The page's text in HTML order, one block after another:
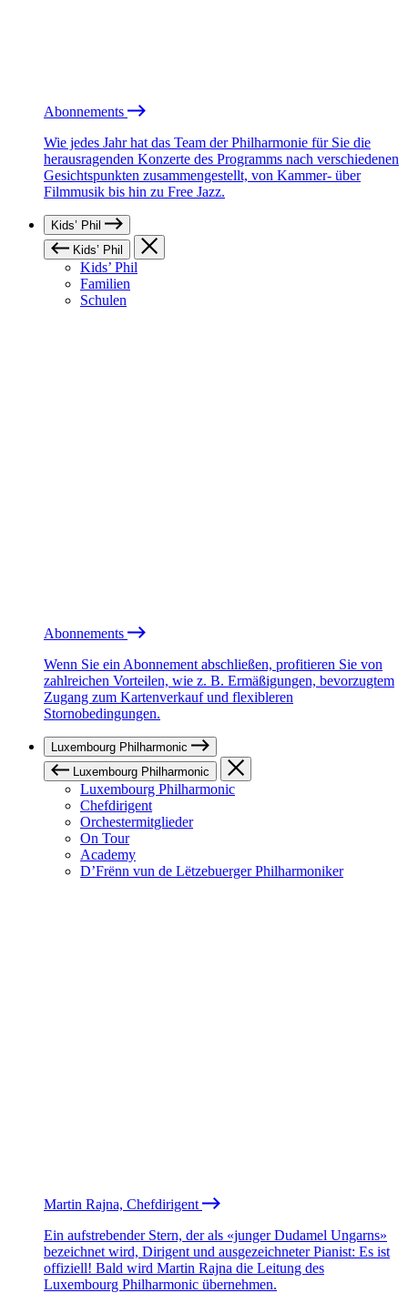
Abonnements
Wie jedes Jahr hat das Team der Philharmonie für Sie die
herausragenden Konzerte des Programms nach verschiedenen
Gesichtspunkten zusammengestellt, von Kammer- über
Filmmusik bis hin zu Free Jazz.
Kids’ Phil
Kids’ Phil
Kids’ Phil
Familien
Schulen
Abonnements
Wenn Sie ein Abonnement abschließen, profitieren Sie von
zahlreichen Vorteilen, wie z. B. Ermäßigungen, bevorzugtem
Zugang zum Kartenverkauf und flexibleren
Stornobedingungen.
Luxembourg Philharmonic
Luxembourg Philharmonic
Luxembourg Philharmonic
Chefdirigent
Orchestermitglieder
On Tour
Academy
D’Frënn vun de Lëtzebuerger Philharmoniker
Martin Rajna, Chefdirigent
Ein aufstrebender Stern, der als «junger Dudamel Ungarns»
bezeichnet wird, Dirigent und ausgezeichneter Pianist: Es ist
offiziell! Bald wird Martin Rajna die Leitung des
Luxembourg Philharmonic übernehmen.